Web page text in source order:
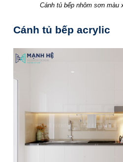
Cánh tủ bếp nhôm sơn màu
Cánh tủ bếp acrylic